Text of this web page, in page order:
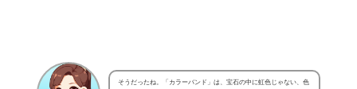
そうだったね。「カラーバンド」は、宝石の中に虹色じゃない、色